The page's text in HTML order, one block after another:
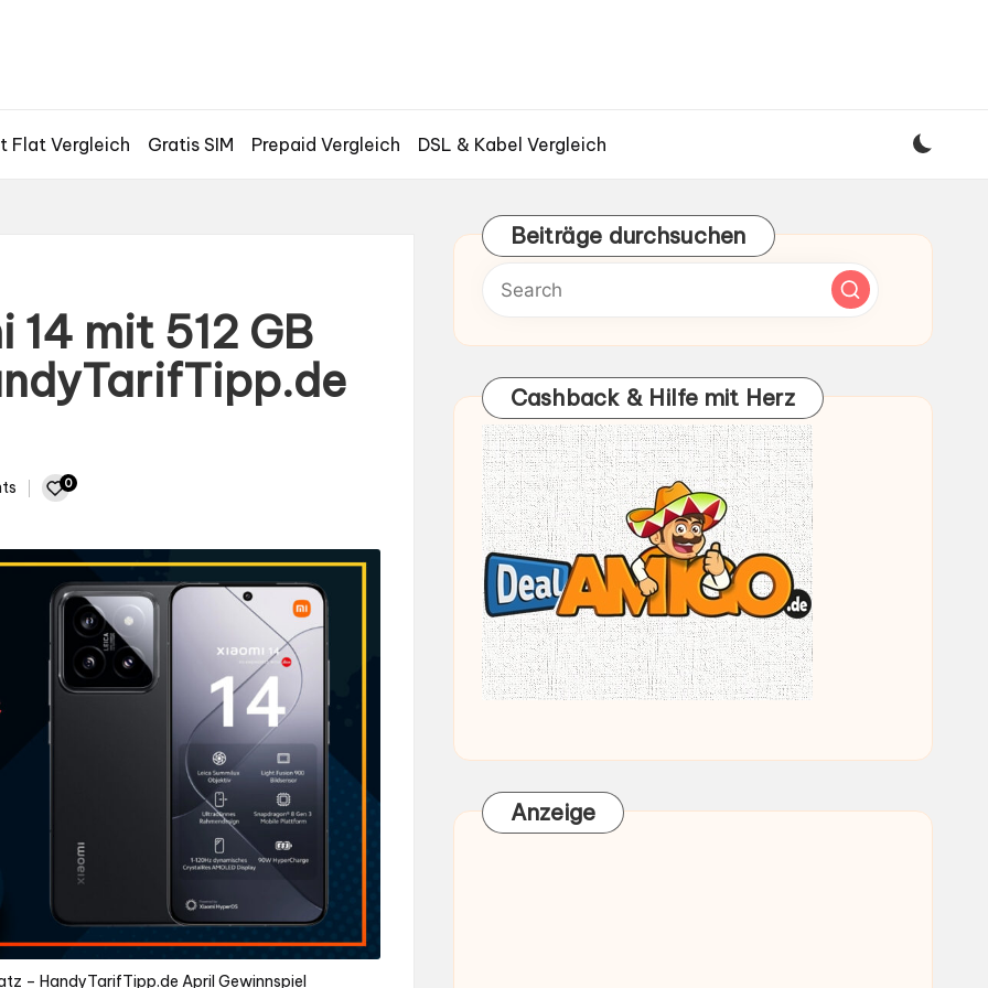
Flat Vergleich Gratis SIM Prepaid Vergleich DSL & Kabel Vergleich
14 mit 512 GB
0
– HandyTarifTipp.de April Gewinnspiel
Beiträge durchsuchen
Cashback & Hilfe mit Herz
Anzeige